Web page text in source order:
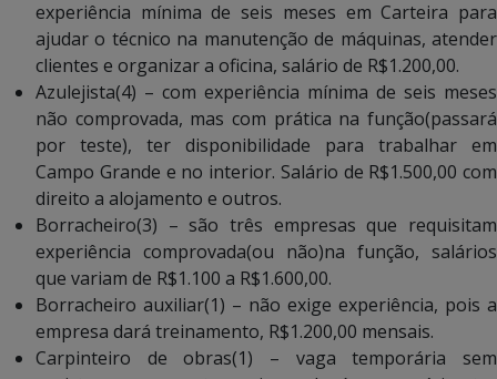
experiência mínima de seis meses em Carteira para
ajudar o técnico na manutenção de máquinas, atender
clientes e organizar a oficina, salário de R$1.200,00.
Azulejista(4) – com experiência mínima de seis meses
não comprovada, mas com prática na função(passará
por teste), ter disponibilidade para trabalhar em
Campo Grande e no interior. Salário de R$1.500,00 com
direito a alojamento e outros.
Borracheiro(3) – são três empresas que requisitam
experiência comprovada(ou não)na função, salários
que variam de R$1.100 a R$1.600,00.
Borracheiro auxiliar(1) – não exige experiência, pois a
empresa dará treinamento, R$1.200,00 mensais.
Carpinteiro de obras(1) – vaga temporária sem